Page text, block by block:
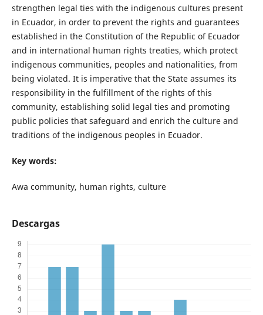
strengthen legal ties with the indigenous cultures present
in Ecuador, in order to prevent the rights and guarantees
established in the Constitution of the Republic of Ecuador
and in international human rights treaties, which protect
indigenous communities, peoples and nationalities, from
being violated. It is imperative that the State assumes its
responsibility in the fulfillment of the rights of this
community, establishing solid legal ties and promoting
public policies that safeguard and enrich the culture and
traditions of the indigenous peoples in Ecuador.
Key words:
Awa community, human rights, culture
Descargas